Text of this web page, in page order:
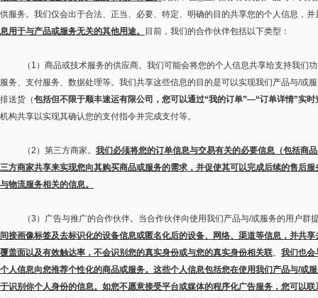
供服务。我们仅会出于合法、正当、必要、特定、明确的目的共享您的个人信息，
息用于与产品或服务无关的其他用途。
目前，我们的合作伙伴包括以下类型：
（ 1 ）商品或技术服务的供应商。我们可能会将您的个人信息共享给支持我们
服务、支付服务、数据处理等。我们共享这些信息的目的是可以实现我们产品与/或
排送货（包括但不限于顺丰速运有限公司，您可以通过“我的订单”—“订单详情”实时
机构共享以实现其确认您的支付指令并完成支付等。
（2 ）第三方商家。 我们必须将您的订单信息与交易有关的必要信息（包括商
三方商家共享来实现您向其购买商品或服务的需求，并促使其可以完成后续的售后
与物流服务相关的信息。
（3 ）广告与推广的合作伙伴。当合作伙伴向使用我们产品与/或服务的用户群
间接画像标签及去标识化的设备信息或匿名化后的设备、网络、渠道等信息，并共
覆盖面以及有效触达率，不会识别您的真实身份或与您的真实身份相关联。 我们也会
个人信息向您推荐个性化的商品或服务。这些个人信息包括您在使用我们产品与/或
于识别你个人身份的信息。如您不愿意接受平台或媒体的程序化广告服务，您可以